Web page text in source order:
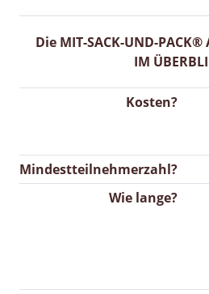
Die MIT-SACK-UND-PACK®
IM
Kosten?
Mindestteilnehmerzahl?
Wie lange?